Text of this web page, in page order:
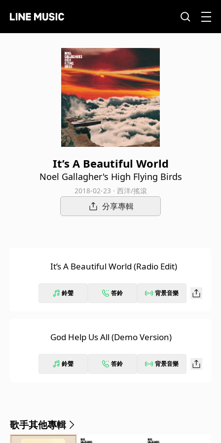
It’s A Beautiful World
Noel Gallagher's High Flying Birds
2018-02-23 · 西洋/搖滾
分享專輯
It’s A Beautiful World (Radio Edit)
鈴聲 答鈴 背景音樂
God Help Us All (Demo Version)
鈴聲 答鈴 背景音樂
歌手其他專輯